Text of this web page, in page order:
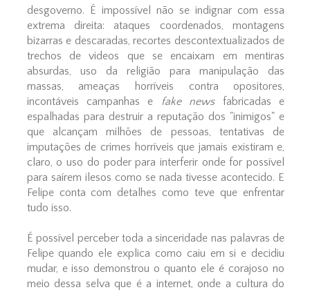
desgoverno. É impossível não se indignar com essa
extrema direita: ataques coordenados, montagens
bizarras e descaradas, recortes descontextualizados de
trechos de videos que se encaixam em mentiras
absurdas, uso da religião para manipulação das
massas, ameaças horríveis contra opositores,
incontáveis campanhas e fake newsfabricadas e
espalhadas para destruir a reputação dos "inimigos" e
que alcançam milhões de pessoas, tentativas de
imputações de crimes horríveis que jamais existiram e,
claro, o uso do poder para interferir onde for possível
para saírem ilesos como se nada tivesse acontecido. E
Felipe conta com detalhes como teve que enfrentar
tudo isso.
É possível perceber toda a sinceridade nas palavras de
Felipe quando ele explica como caiu em si e decidiu
mudar, e isso demonstrou o quanto ele é corajoso no
meio dessa selva que é a internet, onde a cultura do